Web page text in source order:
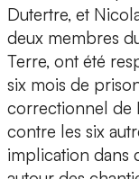
Dutertre, et
deux membres
Terre, ont été
six mois de
correctionnel de
contre les six
implication dans